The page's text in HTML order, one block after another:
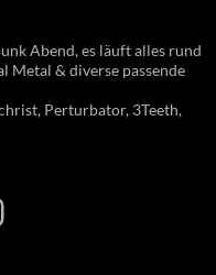
Abend, es läuft alles rund
Metal & diverse passende
Perturbator, 3Teeth,